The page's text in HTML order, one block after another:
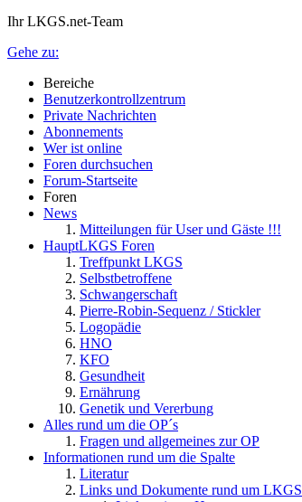
Ihr LKGS.net-Team
Gehe zu:
Bereiche
Benutzerkontrollzentrum
Private Nachrichten
Abonnements
Wer ist online
Foren durchsuchen
Forum-Startseite
Foren
News
Mitteilungen für User und Gäste !!!
HauptLKGS Foren
Treffpunkt LKGS
Selbstbetroffene
Schwangerschaft
Pierre-Robin-Sequenz / Stickler
Logopädie
HNO
KFO
Gesundheit
Ernährung
Genetik und Vererbung
Alles rund um die OP´s
Fragen und allgemeines zur OP
Informationen rund um die Spalte
Literatur
Links und Dokumente rund um LKGS